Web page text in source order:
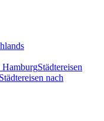
HamburgStädtereisen
Städtereisen nach